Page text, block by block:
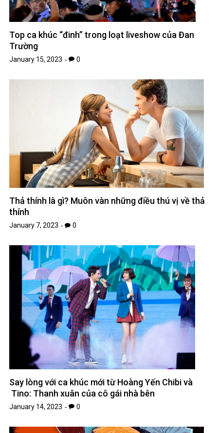
Top ca khúc “đinh” trong loạt liveshow của Đan
Trường
January 15, 2023 0
Thả thính là gì? Muôn vàn những điều thú vị về thả
thính
January 7, 2023 0
Say lòng với ca khúc mới từ Hoàng Yến Chibi và
Tino: Thanh xuân của cô gái nhà bên
January 14, 2023 0